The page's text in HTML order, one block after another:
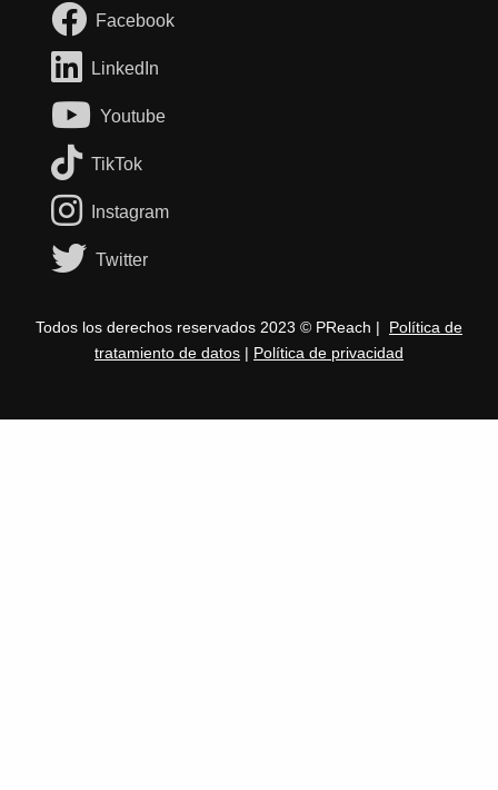
Facebook
LinkedIn
Youtube
TikTok
Instagram
Twitter
Todos los derechos reservados 2023 © PReach | Política de
tratamiento de datos | Política de privacidad